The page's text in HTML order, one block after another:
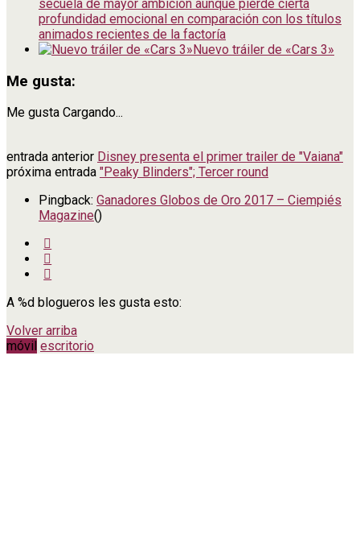
secuela de mayor ambición aunque pierde cierta
profundidad emocional en comparación con los títulos
animados recientes de la factoría
Nuevo tráiler de «Cars 3»
Me gusta:
Me gusta Cargando...
entrada anterior Disney presenta el primer trailer de "Vaiana"
próxima entrada "Peaky Blinders"; Tercer round
Pingback: Ganadores Globos de Oro 2017 – Ciempiés
Magazine()
A %d blogueros les gusta esto:
Volver arriba
móvil escritorio